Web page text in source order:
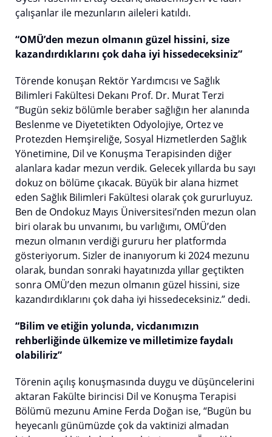
çalışanlar ile mezunların aileleri katıldı.
“OMÜ’den mezun olmanın güzel hissini, size
kazandırdıklarını çok daha iyi hissedeceksiniz”
Törende konuşan Rektör Yardımcısı ve Sağlık
Bilimleri Fakültesi Dekanı Prof. Dr. Murat Terzi
“Bugün sekiz bölümle beraber sağlığın her alanında
Beslenme ve Diyetetikten Odyolojiye, Ortez ve
Protezden Hemşireliğe, Sosyal Hizmetlerden Sağlık
Yönetimine, Dil ve Konuşma Terapisinden diğer
alanlara kadar mezun verdik. Gelecek yıllarda bu sayı
dokuz on bölüme çıkacak. Büyük bir alana hizmet
eden Sağlık Bilimleri Fakültesi olarak çok gururluyuz.
Ben de Ondokuz Mayıs Üniversitesi’nden mezun olan
biri olarak bu unvanımı, bu varlığımı, OMÜ’den
mezun olmanın verdiği gururu her platformda
gösteriyorum. Sizler de inanıyorum ki 2024 mezunu
olarak, bundan sonraki hayatınızda yıllar geçtikten
sonra OMÜ’den mezun olmanın güzel hissini, size
kazandırdıklarını çok daha iyi hissedeceksiniz.” dedi.
“Bilim ve etiğin yolunda, vicdanımızın
rehberliğinde ülkemize ve milletimize faydalı
olabiliriz”
Törenin açılış konuşmasında duygu ve düşüncelerini
aktaran Fakülte birincisi Dil ve Konuşma Terapisi
Bölümü mezunu Amine Ferda Doğan ise, “Bugün bu
heyecanlı günümüzde çok da vaktinizi almadan